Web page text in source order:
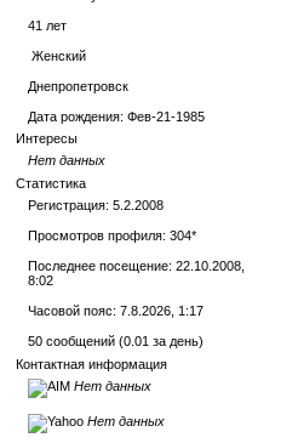
41 лет
Женский
Днепропетровск
Дата рождения: Фев-21-1985
Интересы
Нет данных
Статистика
Регистрация: 5.2.2008
Просмотров профиля: 304*
Последнее посещение: 22.10.2008,
8:02
Часовой пояс: 7.8.2026, 1:17
50 сообщений (0.01 за день)
Контактная информация
Нет данных
Нет данных